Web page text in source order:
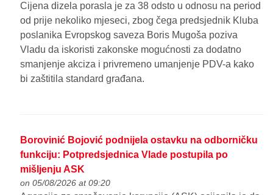
Cijena dizela porasla je za 38 odsto u odnosu na period
od prije nekoliko mjeseci, zbog čega predsjednik Kluba
poslanika Evropskog saveza Boris Mugoša poziva
Vladu da iskoristi zakonske mogućnosti za dodatno
smanjenje akciza i privremeno umanjenje PDV-a kako
bi zaštitila standard građana.
Borovinić Bojović podnijela ostavku na odborničku
funkciju: Potpredsjednica Vlade postupila po
mišljenju ASK
on 05/08/2026 at 09:20